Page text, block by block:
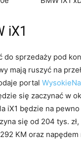
iX1
do sprzedaży pod
mają ruszyć na
portal
się zaczynać w
iX1 będzie na
się od 204 tys.
KM oraz napędem